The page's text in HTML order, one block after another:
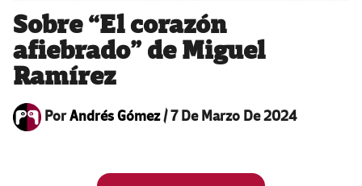
Sobre “El corazón
afiebrado” de Miguel
Ramírez
PorAndrés Gómez/7 De Marzo De 2024